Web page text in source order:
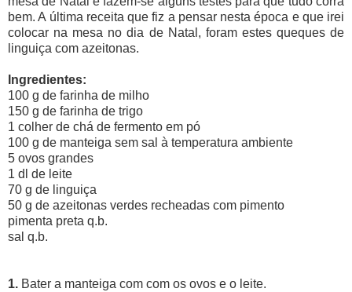
bem. A última receita que fiz a pensar nesta época e que irei
colocar na mesa no dia de Natal, foram estes queques de
linguiça com azeitonas.
Ingredientes:
100 g de farinha de milho
150 g de farinha de trigo
1 colher de chá de fermento em pó
100 g de manteiga sem sal à temperatura ambiente
5 ovos grandes
1 dl de leite
70 g de linguiça
50 g de azeitonas verdes recheadas com pimento
pimenta preta q.b.
sal q.b.
1. Bater a manteiga com com os ovos e o leite.